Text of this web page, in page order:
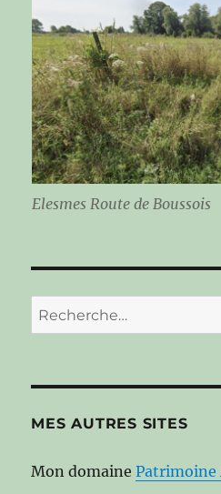
Elesmes Route de Boussois
Recherche
pour :
MES AUTRES SITES
Mon domainePatrimoine